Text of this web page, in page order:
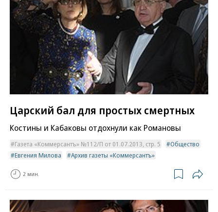
Царский бал для простых смертных
Костины и Кабаковы отдохнули как Романовы
Газета «Коммерсантъ» №112/П от 01.07.2013, стр. 5
Общество
Евгения Милова
Архив газеты «Коммерсантъ»
2 мин.